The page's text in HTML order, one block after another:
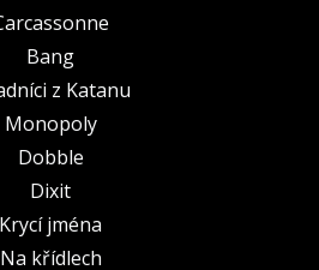
Bang
z Katanu
Monopoly
Dobble
Dixit
Krycí jména
Na křídlech